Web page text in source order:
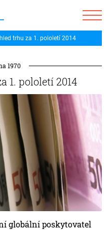
trhu za 1. pololetí 2014
1970
1. pololetí 2014
globální poskytovatel